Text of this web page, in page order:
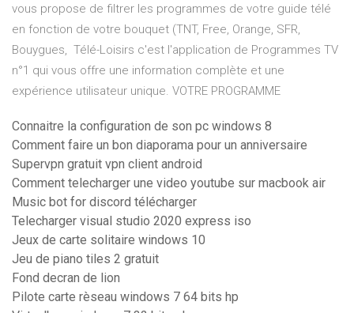
vous propose de filtrer les programmes de votre guide télé
en fonction de votre bouquet (TNT, Free, Orange, SFR,
Bouygues, Télé-Loisirs c'est l'application de Programmes TV
n°1 qui vous offre une information complète et une
expérience utilisateur unique. VOTRE PROGRAMME
Connaitre la configuration de son pc windows 8
Comment faire un bon diaporama pour un anniversaire
Supervpn gratuit vpn client android
Comment telecharger une video youtube sur macbook air
Music bot for discord télécharger
Telecharger visual studio 2020 express iso
Jeux de carte solitaire windows 10
Jeu de piano tiles 2 gratuit
Fond decran de lion
Pilote carte rèseau windows 7 64 bits hp